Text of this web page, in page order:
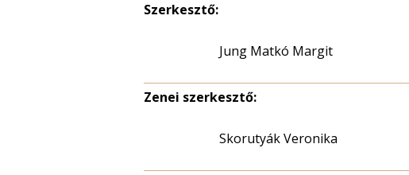
Szerkesztő:
Jung Matkó Margit
Zenei szerkesztő:
Skorutyák Veronika